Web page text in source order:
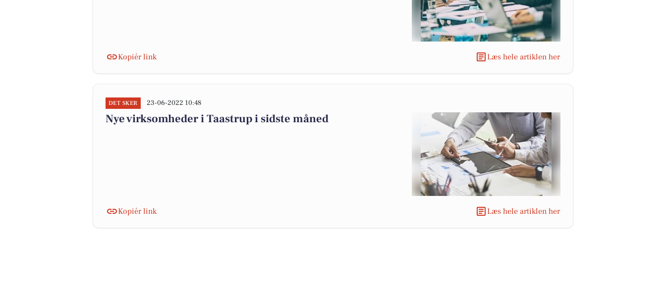
Kopiér link Læs hele artiklen her
DET SKER 23-06-2022 10:48
Nye virksomheder i Taastrup i sidste måned
Kopiér link Læs hele artiklen her